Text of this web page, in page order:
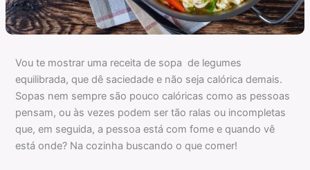
Vou te mostrar uma receita de sopa de legumes
equilibrada, que dê saciedade e não seja calórica demais.
Sopas nem sempre são pouco calóricas como as pessoas
pensam, ou às vezes podem ser tão ralas ou incompletas
que, em seguida, a pessoa está com fome e quando vê
está onde? Na cozinha buscando o que comer!